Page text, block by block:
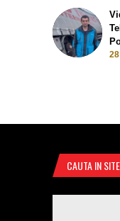
CAUTA IN SITE